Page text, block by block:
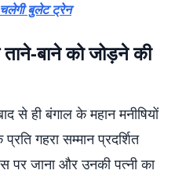
बुलेट ट्रेन
बाने को जोड़ने की
से ही बंगाल के महान मनीषियों
गहरा सम्मान प्रदर्शित
पर जाना और उनकी पत्नी का